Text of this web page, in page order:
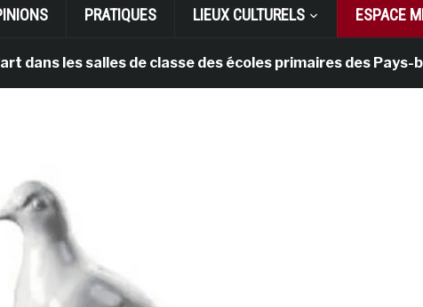
PRATIQUES LIEUX CULTURELS ESPACE
les salles de classe des écoles primaires des Pays-bas